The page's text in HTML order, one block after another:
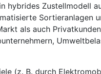
Zustellmodell
Sortieranlagen
als auch
(z. B. durch